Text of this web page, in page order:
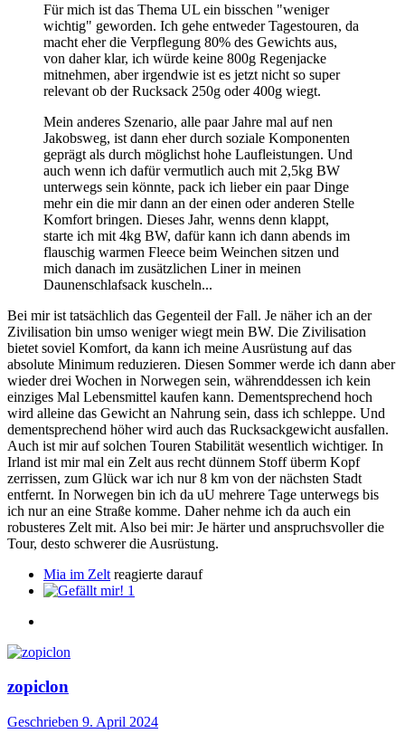
Für mich ist das Thema UL ein bisschen "weniger
wichtig" geworden. Ich gehe entweder Tagestouren, da
macht eher die Verpflegung 80% des Gewichts aus,
von daher klar, ich würde keine 800g Regenjacke
mitnehmen, aber irgendwie ist es jetzt nicht so super
relevant ob der Rucksack 250g oder 400g wiegt.
Mein anderes Szenario, alle paar Jahre mal auf nen
Jakobsweg, ist dann eher durch soziale Komponenten
geprägt als durch möglichst hohe Laufleistungen. Und
auch wenn ich dafür vermutlich auch mit 2,5kg BW
unterwegs sein könnte, pack ich lieber ein paar Dinge
mehr ein die mir dann an der einen oder anderen Stelle
Komfort bringen. Dieses Jahr, wenns denn klappt,
starte ich mit 4kg BW, dafür kann ich dann abends im
flauschig warmen Fleece beim Weinchen sitzen und
mich danach im zusätzlichen Liner in meinen
Daunenschlafsack kuscheln...
Bei mir ist tatsächlich das Gegenteil der Fall. Je näher ich an der
Zivilisation bin umso weniger wiegt mein BW. Die Zivilisation
bietet soviel Komfort, da kann ich meine Ausrüstung auf das
absolute Minimum reduzieren. Diesen Sommer werde ich dann aber
wieder drei Wochen in Norwegen sein, währenddessen ich kein
einziges Mal Lebensmittel kaufen kann. Dementsprechend hoch
wird alleine das Gewicht an Nahrung sein, dass ich schleppe. Und
dementsprechend höher wird auch das Rucksackgewicht ausfallen.
Auch ist mir auf solchen Touren Stabilität wesentlich wichtiger. In
Irland ist mir mal ein Zelt aus recht dünnem Stoff überm Kopf
zerrissen, zum Glück war ich nur 8 km von der nächsten Stadt
entfernt. In Norwegen bin ich da uU mehrere Tage unterwegs bis
ich nur an eine Straße komme. Daher nehme ich da auch ein
robusteres Zelt mit. Also bei mir: Je härter und anspruchsvoller die
Tour, desto schwerer die Ausrüstung.
Mia im Zelt reagierte darauf
1
zopiclon
Geschrieben 9. April 2024